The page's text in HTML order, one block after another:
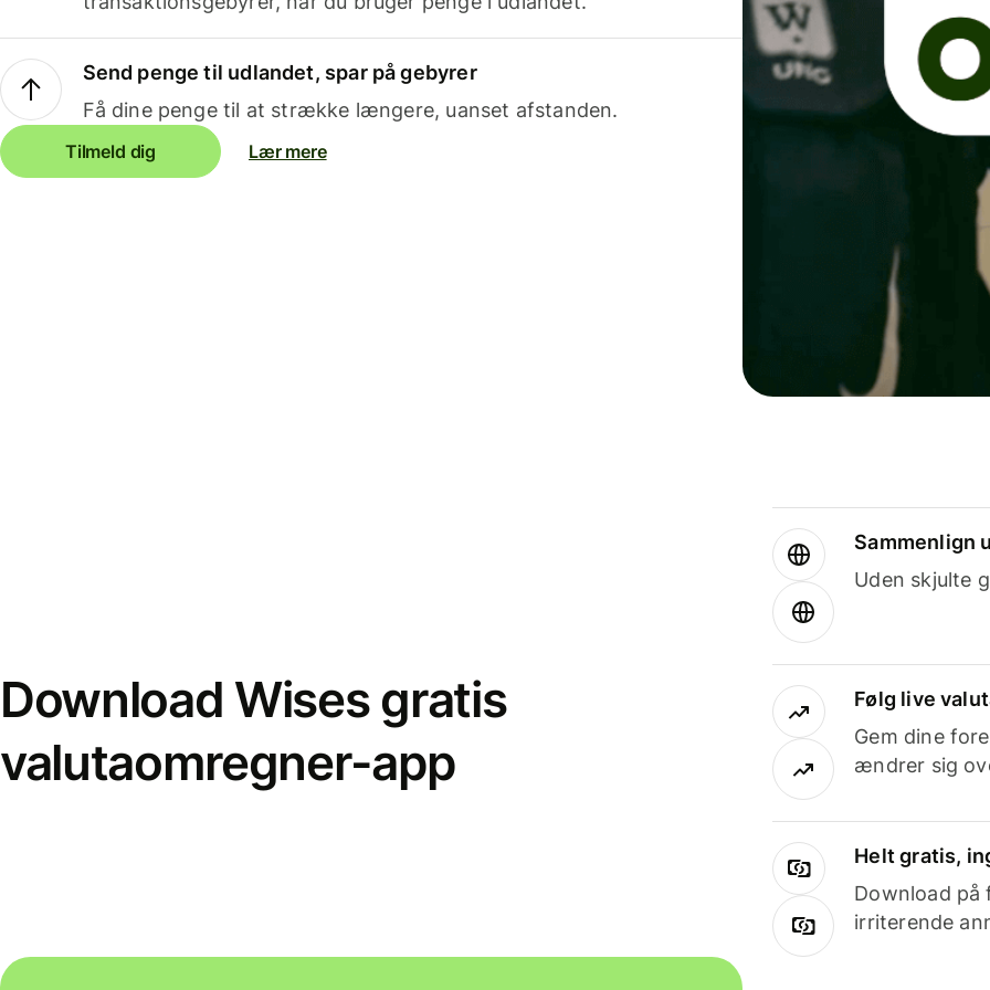
Send penge til udlandet, spar på gebyrer
Få dine penge til at strække længere, uanset afstanden.
Tilmeld dig Lær mere
Download Wises gratis
valutaomregner-app
Sammenlign
Uden skjulte
Følg live
Gem dine
ændrer sig
Helt gratis,
Download på
irriterende